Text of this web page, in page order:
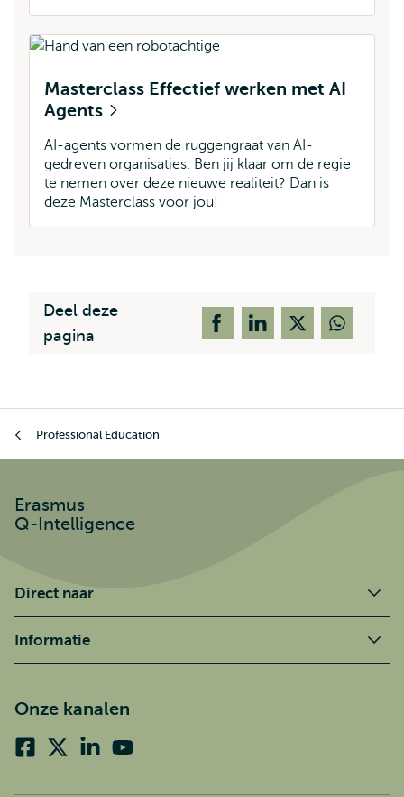
Masterclass Effectief werken met AI
Agents
AI-agents vormen de ruggengraat van AI-
gedreven organisaties. Ben jij klaar om de regie
te nemen over deze nieuwe realiteit? Dan is
deze Masterclass voor jou!
Deel deze
pagina
Professional Education
Erasmus
Q-Intelligence
Direct naar
Informatie
Onze kanalen
Facebook
twitter)
Linkedin